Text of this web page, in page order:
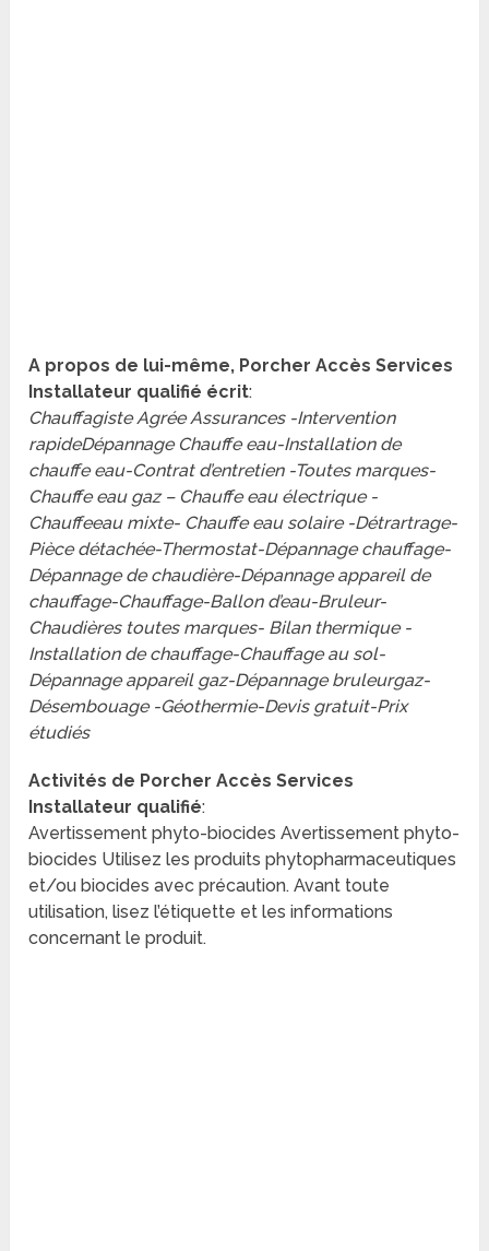
A propos de lui-même, Porcher Accès Services
Installateur qualifié écrit:
Chauffagiste Agrée Assurances -Intervention
rapideDépannage Chauffe eau-Installation de
chauffe eau-Contrat d’entretien -Toutes marques-
Chauffe eau gaz – Chauffe eau électrique -
Chauffeeau mixte- Chauffe eau solaire -Détrartrage-
Pièce détachée-Thermostat-Dépannage chauffage-
Dépannage de chaudière-Dépannage appareil de
chauffage-Chauffage-Ballon d’eau-Bruleur-
Chaudières toutes marques- Bilan thermique -
Installation de chauffage-Chauffage au sol-
Dépannage appareil gaz-Dépannage bruleurgaz-
Désembouage -Géothermie-Devis gratuit-Prix
étudiés
Activités de Porcher Accès Services
Installateur qualifié:
Avertissement phyto-biocides Avertissement phyto-
biocides Utilisez les produits phytopharmaceutiques
et/ou biocides avec précaution. Avant toute
utilisation, lisez l’étiquette et les informations
concernant le produit.